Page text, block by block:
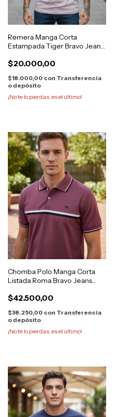
Remera Manga Corta
Estampada Tiger Bravo Jeans
$20.000,00
$18.000,00 con Transferencia
o depósito
¡No te lo pierdas, es el último!
Chomba Polo Manga Corta
Listada Roma Bravo Jeans
$42.500,00
$38.250,00 con Transferencia
o depósito
¡No te lo pierdas, es el último!